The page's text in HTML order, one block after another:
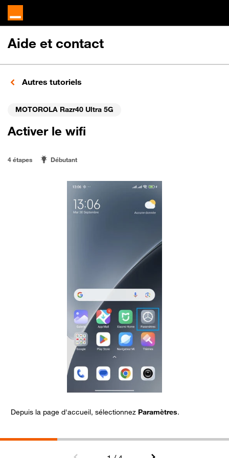
Aide et contact
Autres tutoriels
MOTOROLA Razr40 Ultra 5G
Activer le wifi
4 étapes Débutant
Depuis la page d'accueil, sélectionnez Paramètres.